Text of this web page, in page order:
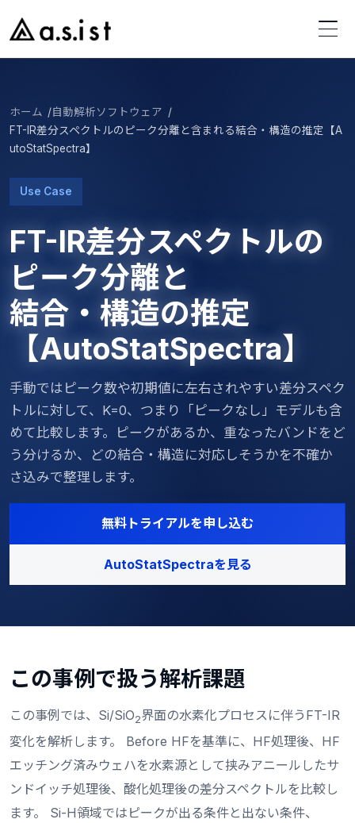
ホーム
自動解析ソフトウェア
FT-IR差分スペクトルのピーク分離と含まれる結合・構造の推定【A
utoStatSpectra】
Use Case
FT-IR差分スペクトルの
ピーク分離と
結合・構造の推定
【AutoStatSpectra】
手動ではピーク数や初期値に左右されやすい差分スペク
トルに対して、K=0、つまり「ピークなし」モデルも含
めて比較します。ピークがあるか、重なったバンドをど
う分けるか、どの結合・構造に対応しそうかを不確か
さ込みで整理します。
無料トライアルを申し込む
AutoStatSpectraを見る
この事例で扱う解析課題
この事例では、Si/SiO2界面の水素化プロセスに伴うFT-IR
変化を解析します。 Before HFを基準に、HF処理後、HF
エッチング済みウェハを水素源として挟みアニールしたサ
ンドイッチ処理後、酸化処理後の差分スペクトルを比較し
ます。 Si-H領域ではピークが出る条件と出ない条件、